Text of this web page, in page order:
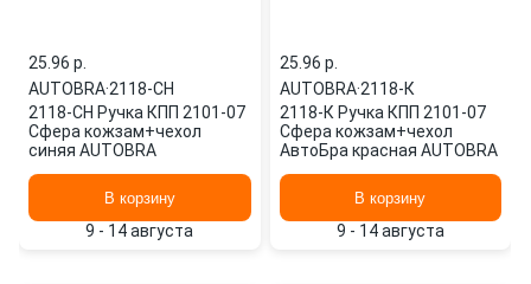
25.96 p.
AUTOBRA·2118-СН
2118-СН Ручка КПП 2101-07
Сфера кожзам+чехол
синяя AUTOBRA
В корзину
9 - 14 августа
25.96 p.
AUTOBRA·2118-К
2118-К Ручка КПП 2101-07
Сфера кожзам+чехол
АвтоБра красная AUTOBRA
В корзину
9 - 14 августа